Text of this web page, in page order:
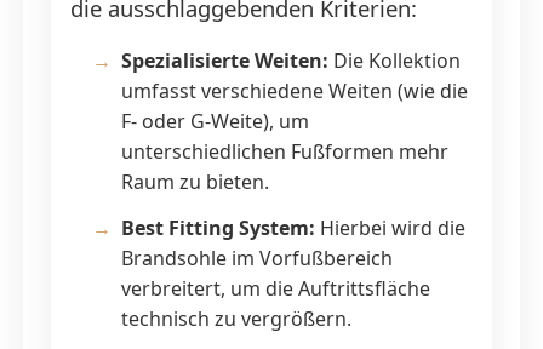
die ausschlaggebenden Kriterien:
Spezialisierte Weiten: Die Kollektion
umfasst verschiedene Weiten (wie die
F- oder G-Weite), um
unterschiedlichen Fußformen mehr
Raum zu bieten.
Best Fitting System: Hierbei wird die
Brandsohle im Vorfußbereich
verbreitert, um die Auftrittsfläche
technisch zu vergrößern.